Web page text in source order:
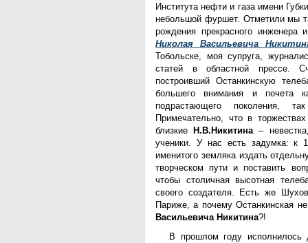
Института нефти и газа имени
небольшой фуршет. Отметили мы
рождения прекрасного инженера
Николая Васильевича
Тобольске, моя супруга,
статей в областной прессе.
построивший Останкинскую
большего внимания и почета
подрастающего поколения,
Примечательно, что в
близкие
Н.В.Никитина–
ученики. У нас есть задумка: к
именитого земляка издать
творческом пути и поставить
чтобы столичная высотная
своего создателя. Есть же
Париже, а почему Останкинская
Васильевича Никитина?!
В прошлом году исполнилось